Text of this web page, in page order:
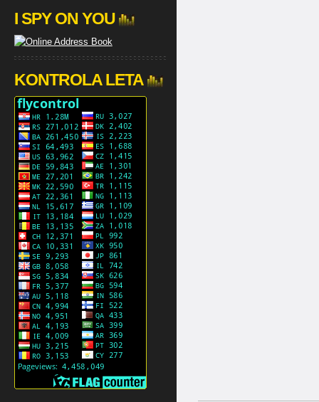
I SPY ON YOU
KONTROLA LETA